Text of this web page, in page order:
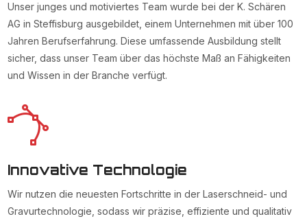
Unser junges und motiviertes Team wurde bei der K. Schären
AG in Steffisburg ausgebildet, einem Unternehmen mit über 100
Jahren Berufserfahrung. Diese umfassende Ausbildung stellt
sicher, dass unser Team über das höchste Maß an Fähigkeiten
und Wissen in der Branche verfügt.
Innovative Technologie
Wir nutzen die neuesten Fortschritte in der Laserschneid- und
Gravurtechnologie, sodass wir präzise, effiziente und qualitativ